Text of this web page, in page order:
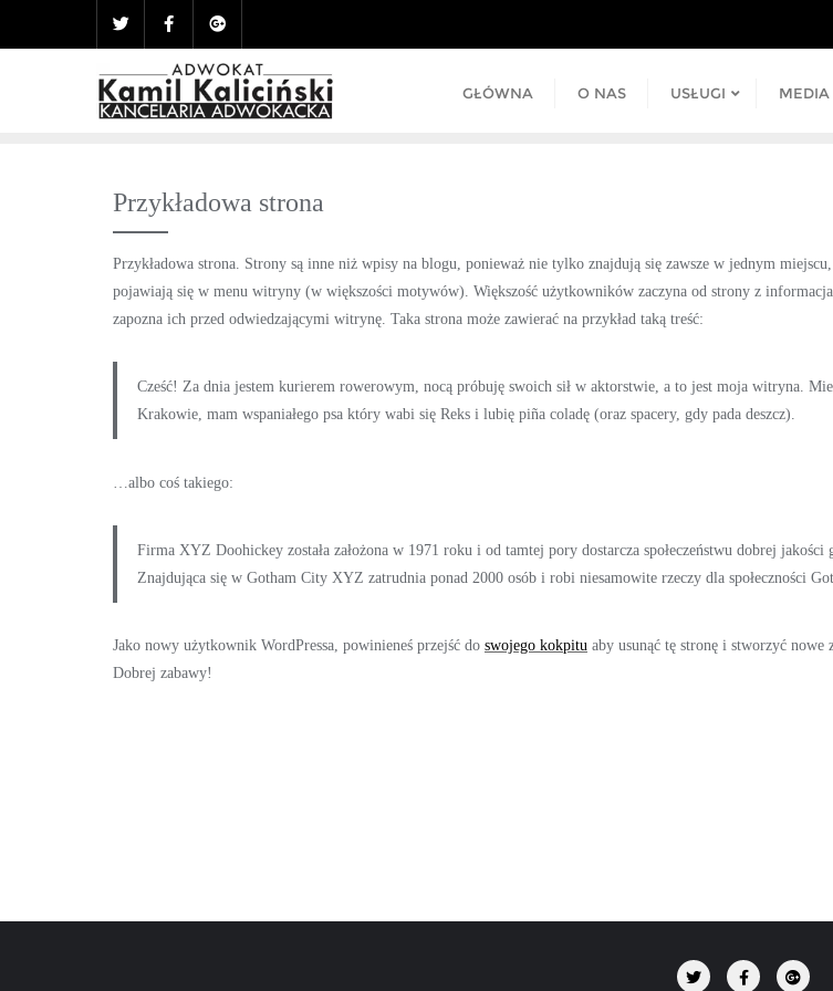
GŁÓWNA O NAS USŁUGI MEDIA
Przykładowa strona
Przykładowa strona. Strony są inne niż wpisy na blogu, ponieważ nie tylko znajdują się zawsze w jednym
pojawiają się w menu witryny (w większości motywów). Większość użytkowników zaczyna od strony z
zapozna ich przed odwiedzającymi witrynę. Taka strona może zawierać na przykład taką treść:
Cześć! Za dnia jestem kurierem rowerowym, nocą próbuję swoich sił w aktorstwie, a to jest moja witryna.
Krakowie, mam wspaniałego psa który wabi się Reks i lubię piña coladę (oraz spacery, gdy pada deszcz).
…albo coś takiego:
Firma XYZ Doohickey została założona w 1971 roku i od tamtej pory dostarcza społeczeństwu dobrej jakości
Znajdująca się w Gotham City XYZ zatrudnia ponad 2000 osób i robi niesamowite rzeczy dla społeczności
Jako nowy użytkownik WordPressa, powinieneś przejść do swojego kokpitu aby usunąć tę stronę i stworzyć nowe
Dobrej zabawy!